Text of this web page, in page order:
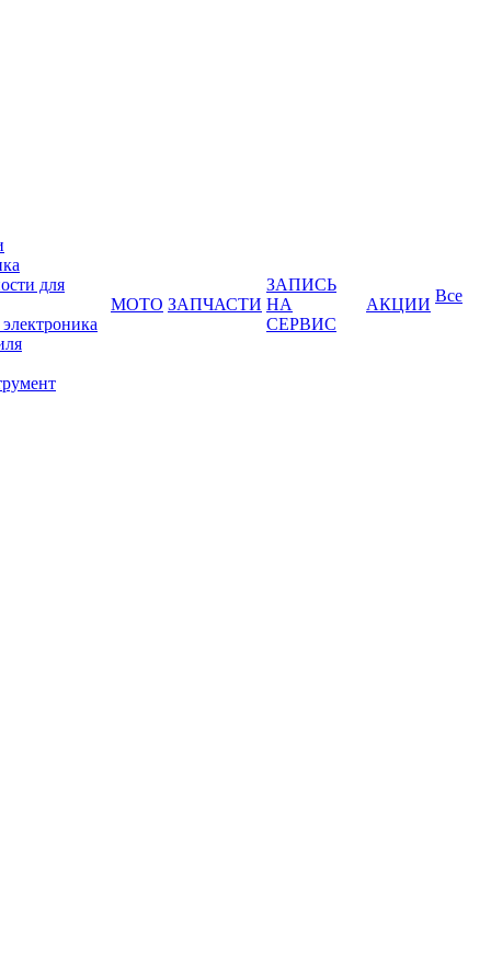
для
МОТО ЗАПЧАСТИ
ЗАПИСЬ
НА
СЕРВИС
АКЦИИ Все